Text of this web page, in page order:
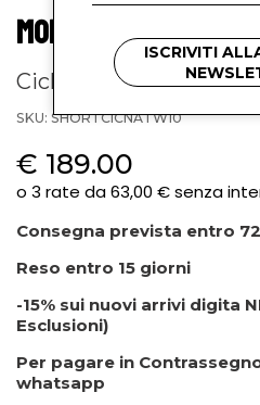
MONFUSO'
Ciclista donna
SKU: SHORTCICNATW10
€ 189.00
Consegna prevista entro
Reso entro 15 giorni
-15% sui nuovi arrivi digita
Esclusioni)
Per pagare in
whatsapp
ISCRIVITI